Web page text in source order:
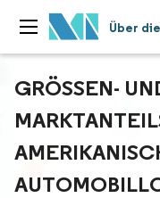
Über
GRÖSSEN- UND